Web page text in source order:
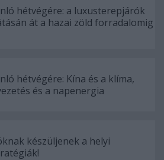
hétvégére: a luxusterepjárók
át a hazai zöld forradalomig
hétvégére: Kína és a klíma,
és a napenergia
készüljenek a helyi